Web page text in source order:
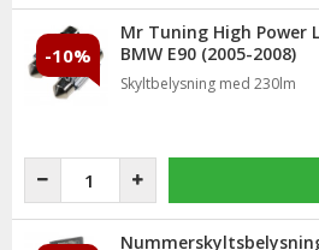
-10%
Mr Tuning High Power
BMW E90 (2005-2008)
Skyltbelysning med 230lm